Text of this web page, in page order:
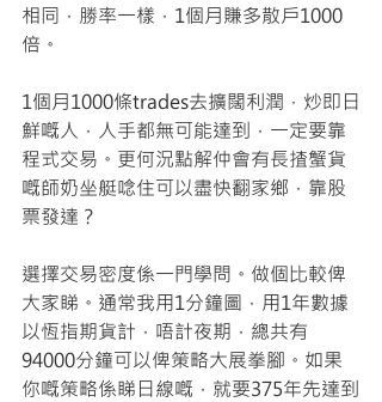
相同，勝率一樣，1個月賺多散戶1000
倍。
1個月1000條trades去擴闊利潤，炒即日
鮮嘅人，人手都無可能達到，一定要靠
程式交易。更何況點解仲會有長揸蟹貨
嘅師奶坐艇唸住可以盡快翻家鄉，靠股
票發達？
選擇交易密度係一門學問。做個比較俾
大家睇。通常我用1分鐘圖，用1年數據
以恆指期貨計，唔計夜期，總共有
94000分鐘可以俾策略大展拳腳。如果
你嘅策略係睇日線嘅，就要375年先達到